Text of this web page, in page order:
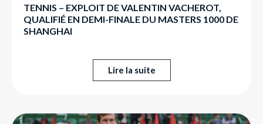
TENNIS – EXPLOIT DE VALENTIN VACHEROT,
QUALIFIÉ EN DEMI-FINALE DU MASTERS 1000 DE
SHANGHAI
Lire la suite